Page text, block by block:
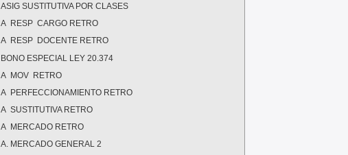
ASIG SUSTITUTIVA POR CLASES
A RESP CARGO RETRO
A RESP DOCENTE RETRO
BONO ESPECIAL LEY 20.374
A MOV RETRO
A PERFECCIONAMIENTO RETRO
A SUSTITUTIVA RETRO
A MERCADO RETRO
A. MERCADO GENERAL 2